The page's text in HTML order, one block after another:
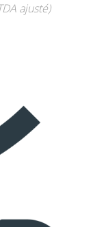
ajusté)